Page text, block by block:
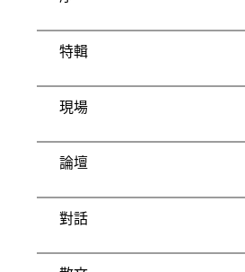
特輯
現場
論壇
對話